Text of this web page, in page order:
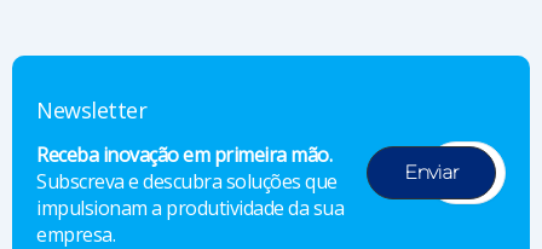
Newsletter
Receba inovação em primeira mão.
Subscreva e descubra soluções que
impulsionam a produtividade da sua
empresa.